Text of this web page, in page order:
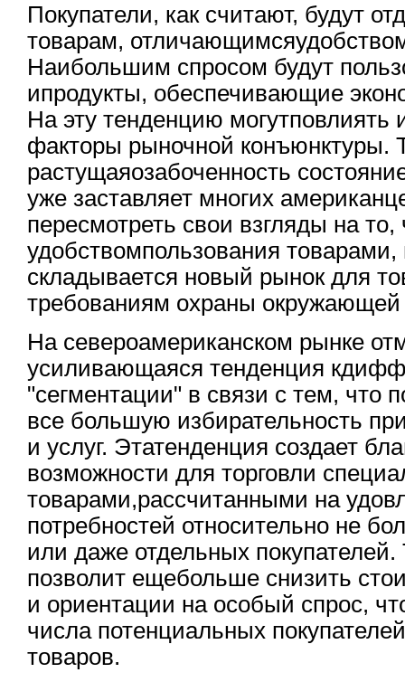
Покупатели, как считают, будут
товарам,
Наибольшим спросом будут
ипродукты, обеспечивающие
На эту тенденцию могутповлиять
факторы рыночной конъюнктуры.
растущаяозабоченность
уже заставляет многих
пересмотреть свои взгляды на
удобствомпользования товарами,
складывается новый рынок для
требованиям охраны
На североамериканском рынке
усиливающаяся тенденция
"сегментации" в связи с тем, что
все большую избирательность
и услуг. Этатенденция создает
возможности для торговли
товарами,рассчитанными на
потребностей относительно не
или даже отдельных покупателей.
позволит ещебольше снизить
и ориентации на особый спрос,
числа потенциальных
товаров.